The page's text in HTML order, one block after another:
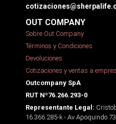
OUT COMPANY
Sobre Out Company
Términos y Condiciones
Devoluciones
Cotizaciones y ventas a
Outcompany SpA
RUT Nº76.266.293-0
Representante Legal:
16.366.285-k - Av Apoquindo